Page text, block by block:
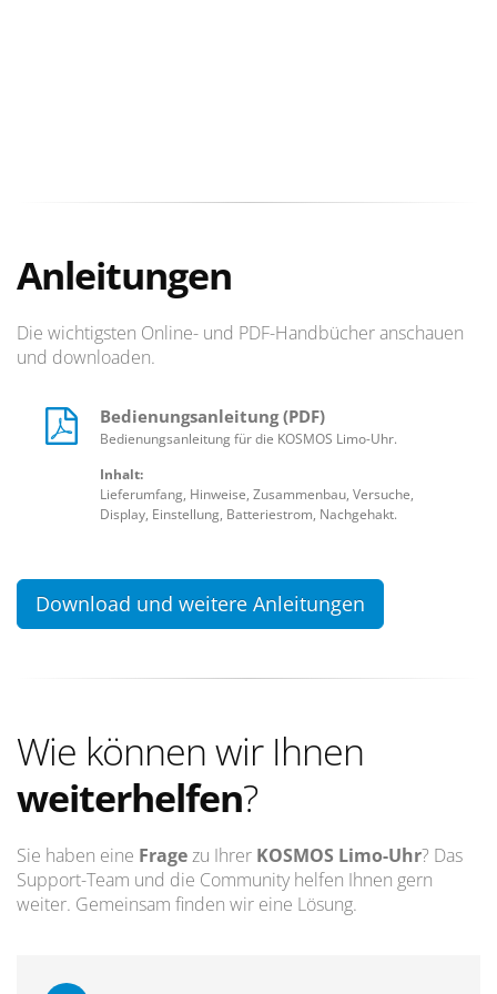
Anleitungen
Die wichtigsten Online- und PDF-Handbücher anschauen
und downloaden.
Bedienungsanleitung (PDF)
Bedienungsanleitung für die KOSMOS Limo-Uhr.
Inhalt:
Lieferumfang, Hinweise, Zusammenbau, Versuche,
Display, Einstellung, Batteriestrom, Nachgehakt.
Download und weitere Anleitungen
Wie können wir Ihnen
weiterhelfen?
Sie haben eine Fragezu Ihrer KOSMOS Limo-Uhr? Das
Support-Team und die Community helfen Ihnen gern
weiter. Gemeinsam finden wir eine Lösung.